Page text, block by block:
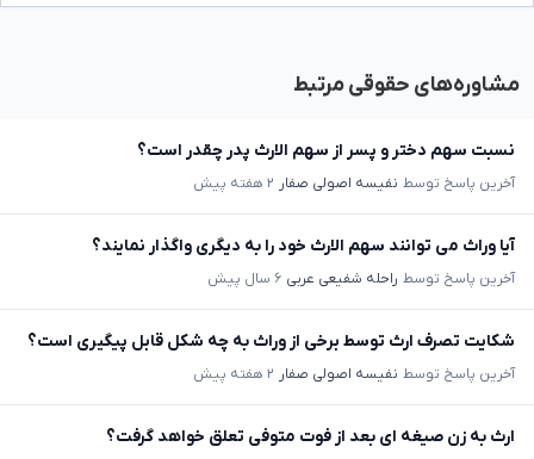
مشاوره‌های حقوقی مرتبط
نسبت سهم دختر و پسر از سهم الارث پدر چقدر است؟
آخرین پاسخ توسط نفیسه اصولی صفار ۲ هفته پیش
آیا وراث می توانند سهم الارث خود را به دیگری واگذار نمایند؟
آخرین پاسخ توسط راحله شفیعی عربی ۶ سال پیش
شکایت تصرف ارث توسط برخی از وراث به چه شکل قابل پیگیری است؟
آخرین پاسخ توسط نفیسه اصولی صفار ۲ هفته پیش
ارث به زن صیغه ای بعد از فوت متوفی تعلق خواهد گرفت؟